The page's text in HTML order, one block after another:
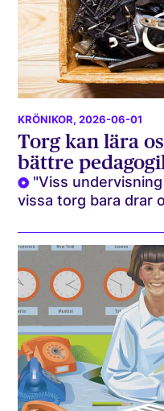
KRÖNIKOR, 2026-06-01
Torg kan lära
bättre
"Viss
vissa torg bara drar